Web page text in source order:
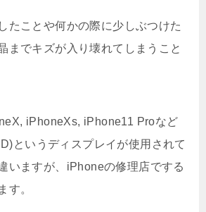
たことや何かの際に少しぶつけた
までキズが入り壊れてしまうこと
iPhoneXs, iPhone11 Proなど
というディスプレイが使用されて
いますが、iPhoneの修理店でする
す。